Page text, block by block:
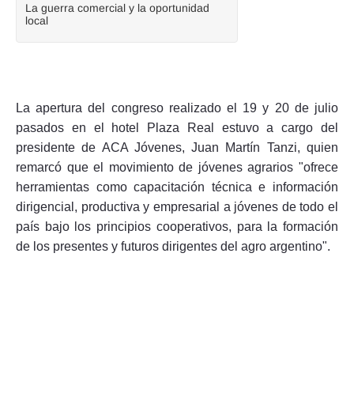
La guerra comercial y la oportunidad
local
La apertura del congreso realizado el 19 y 20 de julio
pasados en el hotel Plaza Real estuvo a cargo del
presidente de ACA Jóvenes, Juan Martín Tanzi, quien
remarcó que el movimiento de jóvenes agrarios "ofrece
herramientas como capacitación técnica e información
dirigencial, productiva y empresarial a jóvenes de todo el
país bajo los principios cooperativos, para la formación
de los presentes y futuros dirigentes del agro argentino".